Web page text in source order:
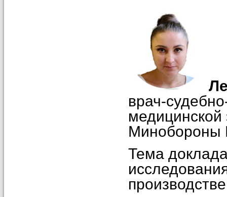
врач-
Минобороны
Тема